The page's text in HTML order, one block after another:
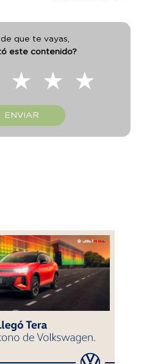
que te vayas,
este contenido?
★
★
★
ENVIAR